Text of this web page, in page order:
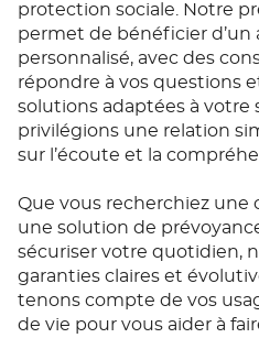
protection sociale. Notre
permet de bénéficier
personnalisé, avec des
répondre à vos questions
solutions adaptées à votre
privilégions une relation
sur l’écoute et la
Que vous recherchiez
une solution de
sécuriser votre quotidien,
garanties claires et
tenons compte de vos
de vie pour vous aider à